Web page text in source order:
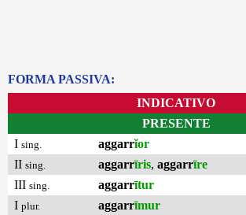
FORMA PASSIVA:
INDICATIVO
PRESENTE
I sing. aggarrĭor
II sing. aggarrīris, aggarrīre
III sing. aggarrītur
I plur. aggarrīmur